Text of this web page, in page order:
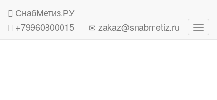
СнабМетиз.РУ
+79960800015
zakaz@snabmetiz.ru